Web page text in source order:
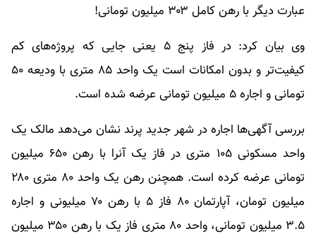
عبارت دیگر با رهن کامل ۳۰۳ میلیون تومانی!
وی بیان کرد: در فاز پنج ۵ یعنی جایی که پروژه‌های کم
کیفیت‌تر و بدون امکانات است یک واحد ۸۵ متری با ودیعه ۵۰
تومانی و اجاره ۵ میلیون تومانی عرضه شده است.
بررسی آگهی‌ها اجاره در شهر جدید پرند نشان می‌دهد مالک یک
واحد مسکونی ۱۰۵ متری در فاز یک آنرا با رهن ۶۵۰ میلیون
تومانی عرضه کرده است. همچنن رهن یک واحد ۸۰ متری ۲۸۰
میلیون تومان، آپارتمان ۸۰ فاز ۵ با رهن ۷۰ میلیونی و اجاره
۳.۵ میلیون تومانی، واحد ۸۰ متری فاز یک با رهن ۳۵۰ میلیون